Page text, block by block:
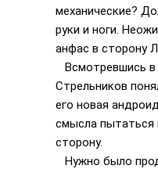
механические?
руки и ноги.
анфас в сторону
Всмотревшись в
Стрельников
его новая
смысла пытаться
сторону.
Нужно было